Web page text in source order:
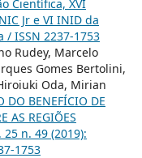
Científica, XVI
Jr e VI INID da
/ ISSN 2237-1753
Rudey, Marcelo
Gomes Bertolini,
Oda, Mirian
DO BENEFÍCIO DE
AS REGIÕES
n. 49 (2019):
1753